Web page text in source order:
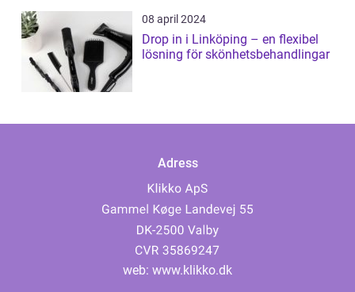
08 april 2024
Drop in i Linköping – en flexibel
lösning för skönhetsbehandlingar
Adress
web: www.klikko.dk